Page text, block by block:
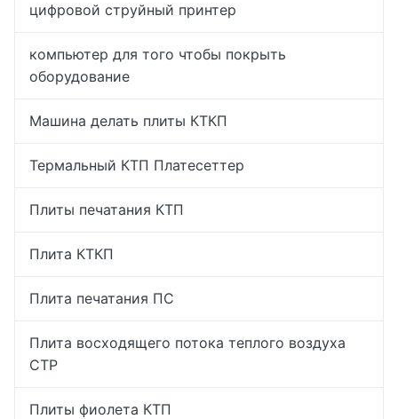
цифровой струйный принтер
компьютер для того чтобы покрыть
оборудование
Машина делать плиты КТКП
Термальный КТП Платесеттер
Плиты печатания КТП
Плита КТКП
Плита печатания ПС
Плита восходящего потока теплого воздуха
CTP
Плиты фиолета КТП